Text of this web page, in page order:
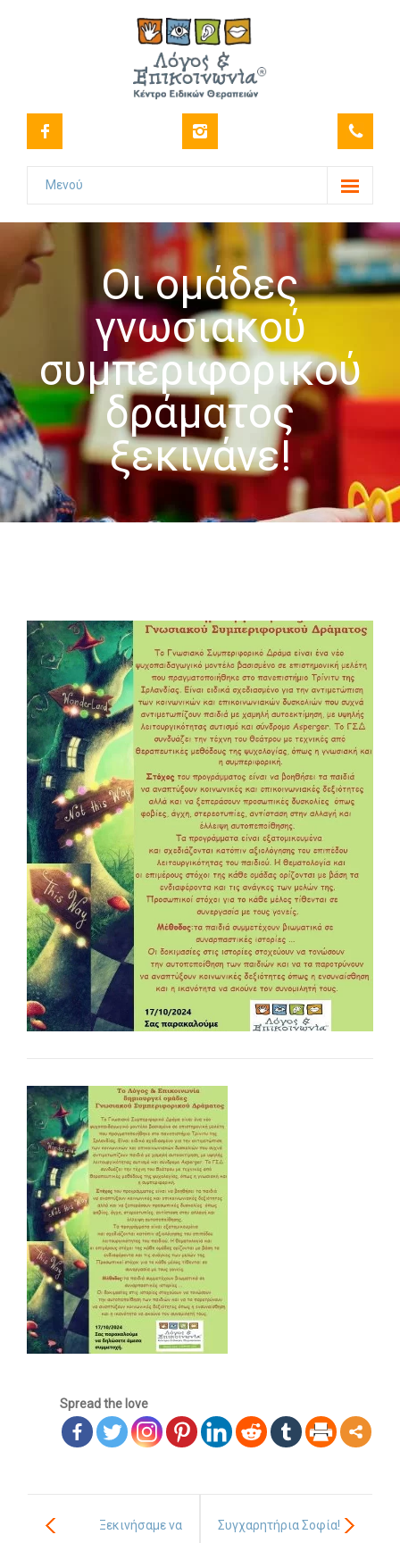
Μενού
Το Κέντρο
-- Όραμα
-- Ιστορικό
-- Πιστοποιήσεις
-- Στελέχωση
-- Επιστημονική Υπεύθυνη
-- Τα Νέα μας
-- Photo Gallery
-- Video Gallery
-- Διασφάλιση Ποιότητας – Υγιεινή Χώρων
-- Ατομικά Προγράμματα
-- Κατ’οίκον Προγράμματα
-- Ομαδικά Προγράμματα
-- Προγράμματα στον Η/Υ
Οι υπηρεσίες μας
-- Εργοθεραπεία
-- Λογοθεραπεία
-- Συμβουλευτική
-- Ειδική Αγωγή
-- Παιδοψυχίατρος
-- Οργάνωση Μελέτης
-- Παρέμβαση σε Ενήλικες
Άρθρα
-- Εργοθεραπεία
-- Λογοθεραπεία
-- Συμβουλευτική
-- Ειδική Αγωγή
-- Διαταραχές
-- Ασκήσεις
-- Τεστ Ανίχνευσης
Οι ομάδες
γνωσιακού
συμπεριφορικού
δράματος
ξεκινάνε!
Spread the love
Ξεκινήσαμε να Συγχαρητήρια Σοφία!